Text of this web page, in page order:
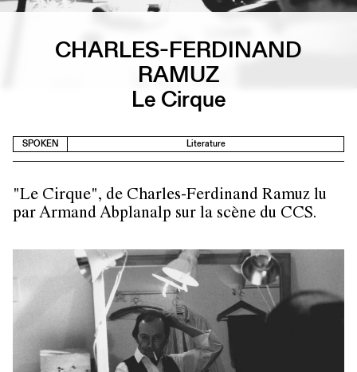
About
CHARLES-FERDINAND
RAMUZ
Le Cirque
SPOKEN Literature
"Le Cirque", de Charles-Ferdinand Ramuz lu
par Armand Abplanalp sur la scène du CCS.